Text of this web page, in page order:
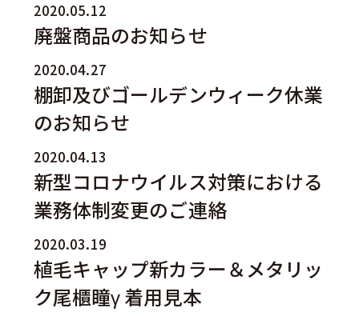
2020.05.12
廃盤商品のお知らせ
2020.04.27
棚卸及びゴールデンウィーク休業
のお知らせ
2020.04.13
新型コロナウイルス対策における
業務体制変更のご連絡
2020.03.19
植毛キャップ新カラー＆メタリッ
ク尾櫃瞳γ 着用見本